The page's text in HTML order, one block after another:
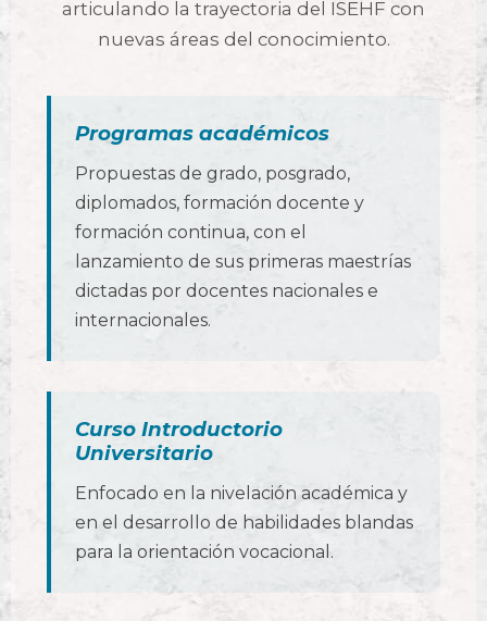
articulando la trayectoria del ISEHF con
nuevas áreas del conocimiento.
Programas académicos
Propuestas de grado, posgrado,
diplomados, formación docente y
formación continua, con el
lanzamiento de sus primeras maestrías
dictadas por docentes nacionales e
internacionales.
Curso Introductorio
Universitario
Enfocado en la nivelación académica y
en el desarrollo de habilidades blandas
para la orientación vocacional.